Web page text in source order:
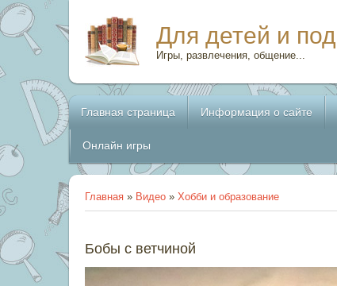
Для детей и
Игры, развлечения, общение...
Главная страница Информация о сайте
Онлайн игры
Главная » Видео » Хобби и образование
Бобы с ветчиной